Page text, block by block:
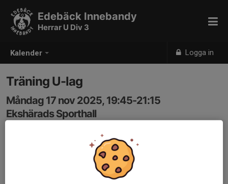
Kalender Logga in
Edebäck Innebandy
Herrar U Div 3
Träning U-lag
Måndag 17 nov 2025, 19:45-21:15
Ekshärads Sporthall